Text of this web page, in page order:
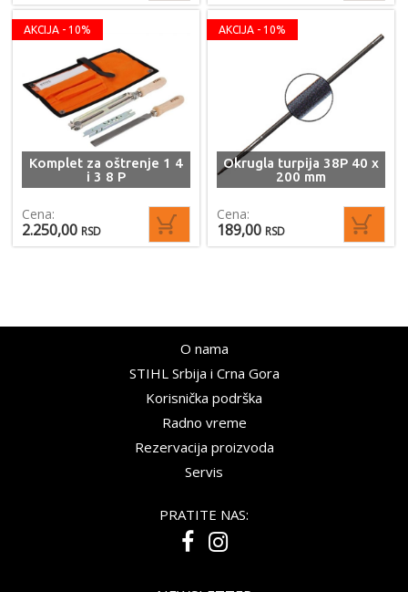
AKCIJA - 10%
Komplet za oštrenje 1 4
i 3 8 P
Cena:
2.250,00 RSD
AKCIJA - 10%
Okrugla turpija 38P 40 x
200 mm
Cena:
189,00 RSD
O nama
STIHL Srbija i Crna Gora
Korisnička podrška
Radno vreme
Rezervacija proizvoda
Servis
PRATITE NAS: